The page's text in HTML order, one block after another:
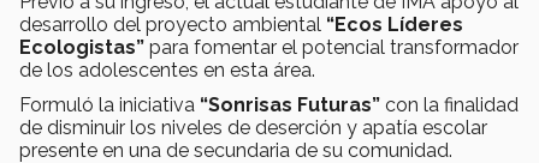
desarrollo del proyecto ambiental “Ecos Líderes
Ecologistas” para fomentar el potencial transformador
de los adolescentes en esta área.
Formuló la iniciativa “Sonrisas Futuras” con la finalidad
de disminuir los niveles de deserción y apatía escolar
presente en una de secundaria de su comunidad.